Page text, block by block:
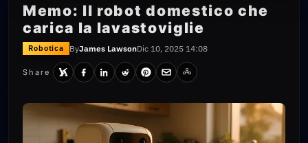
Memo: Il robot domestico che
carica la lavastoviglie
Robotica ByJames LawsonDic 10, 2025 14:08
Share